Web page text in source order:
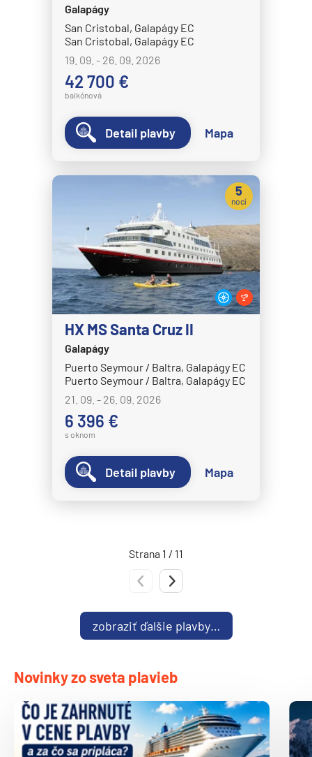
MSC World Europa
Norwegian Cruise Line
Norwegian Aqua
Norwegian Aura
Norwegian Bliss
Norwegian Breakaway
Norwegian Dawn
Norwegian Encore
Norwegian Escape
Norwegian Gem
Norwegian Getaway
Norwegian Jade
Norwegian Jewel
Norwegian Luna
Norwegian Pearl
Norwegian Prima
Norwegian Sky
Norwegian Spirit
Norwegian Star
Pride of America
Oceania Insignia
Oceania Nautica
Oceania Riviera
Oceania Sirena
Galapágy
San Cristobal, Galapágy EC
San Cristobal, Galapágy EC
19. 09. - 26. 09. 2026
42 700 €
balkónová
Detail plavby Mapa
HX MS Santa Cruz II
Galapágy
Puerto Seymour / Baltra, Galapágy EC
Puerto Seymour / Baltra, Galapágy EC
21. 09. - 26. 09. 2026
6 396 €
s oknom
5
nocí
Detail plavby Mapa
Strana 1 / 11
Predchádzajúca strana
zobraziť ďalšie plavby…
Novinky zo sveta plavieb